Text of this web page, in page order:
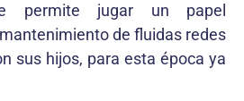
permite jugar un papel
de fluidas redes
sus hijos, para esta época ya